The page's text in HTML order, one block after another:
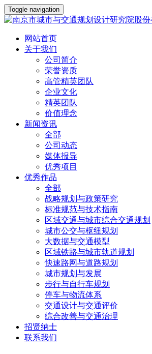
Toggle navigation
网站首页
关于我们
公司简介
荣誉资质
高管精英团队
企业文化
精英团队
价值理念
新闻资讯
全部
公司动态
媒体报导
优秀项目
优秀作品
全部
战略规划与政策研究
标准规范与技术指南
区域交通与城市综合交通规划
城市公交与枢纽规划
大数据与交通模型
区域铁路与城市轨道规划
快速路网与道路规划
城市规划与发展
步行与自行车规划
停车与物流体系
交通设计与交通评价
综合改善与交通治理
招贤纳士
联系我们